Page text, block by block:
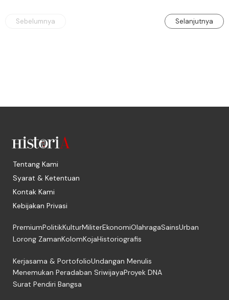
Sebelumnya Selanjutnya
Tentang Kami
Syarat & Ketentuan
Kontak Kami
Kebijakan Privasi
PremiumPolitikKulturMiliterEkonomiOlahragaSainsUrban
Lorong ZamanKolomKojaHistoriografis
Kerjasama & PortofolioUndangan Menulis
Menemukan Peradaban SriwijayaProyek DNA
Surat Pendiri Bangsa